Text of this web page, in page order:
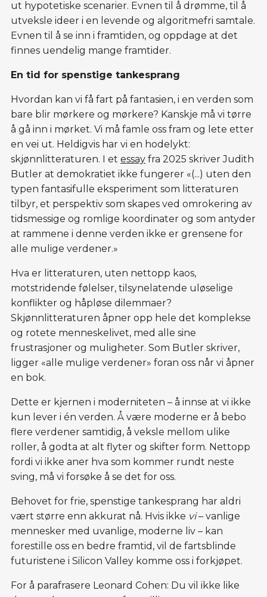
ut hypotetiske scenarier. Evnen til å drømme, til å
utveksle ideer i en levende og algoritmefri samtale.
Evnen til å se inn i framtiden, og oppdage at det
finnes uendelig mange framtider.
En tid for spenstige tankesprang
Hvordan kan vi få fart på fantasien, i en verden som
bare blir mørkere og mørkere? Kanskje må vi tørre
å gå inn i mørket. Vi må famle oss fram og lete etter
en vei ut. Heldigvis har vi en hodelykt:
skjønnlitteraturen. I et essay fra 2025 skriver Judith
Butler at demokratiet ikke fungerer «(...) uten den
typen fantasifulle eksperiment som litteraturen
tilbyr, et perspektiv som skapes ved omrokering av
tidsmessige og romlige koordinater og som antyder
at rammene i denne verden ikke er grensene for
alle mulige verdener.»
Hva er litteraturen, uten nettopp kaos,
motstridende følelser, tilsynelatende uløselige
konflikter og håpløse dilemmaer?
Skjønnlitteraturen åpner opp hele det komplekse
og rotete menneskelivet, med alle sine
frustrasjoner og muligheter. Som Butler skriver,
ligger «alle mulige verdener» foran oss når vi åpner
en bok.
Dette er kjernen i moderniteten – å innse at vi ikke
kun lever i én verden. Å være moderne er å bebo
flere verdener samtidig, å veksle mellom ulike
roller, å godta at alt flyter og skifter form. Nettopp
fordi vi ikke aner hva som kommer rundt neste
sving, må vi forsøke å se det for oss.
Behovet for frie, spenstige tankesprang har aldri
vært større enn akkurat nå. Hvis ikke vi– vanlige
mennesker med uvanlige, moderne liv – kan
forestille oss en bedre framtid, vil de fartsblinde
futuristene i Silicon Valley komme oss i forkjøpet.
For å parafrasere Leonard Cohen: Du vil ikke like